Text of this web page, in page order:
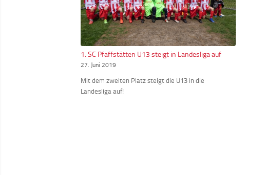
1. SC Pfaffstätten U13 steigt in Landesliga auf
27. Juni 2019
Mit dem zweiten Platz steigt die U13 in die
Landesliga auf!